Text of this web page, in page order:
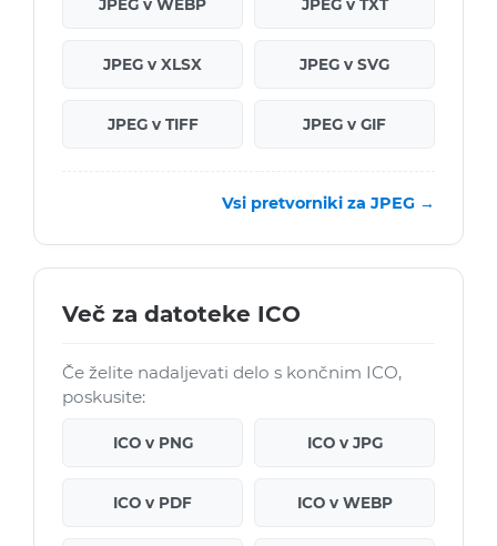
JPEG v WEBP JPEG v TXT
JPEG v XLSX JPEG v SVG
JPEG v TIFF JPEG v GIF
Vsi pretvorniki za JPEG →
Več za datoteke ICO
Če želite nadaljevati delo s končnim ICO,
poskusite:
ICO v PNG ICO v JPG
ICO v PDF ICO v WEBP